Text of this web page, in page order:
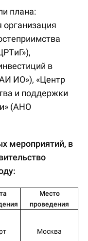
плана:
в
ИО»), «Центр
и поддержки
(АНО
мероприятий, в
Место
проведения
Москва